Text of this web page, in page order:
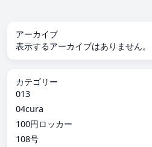
アーカイブ
表示するアーカイブはありません。
カテゴリー
013
04cura
100円ロッカー
108号